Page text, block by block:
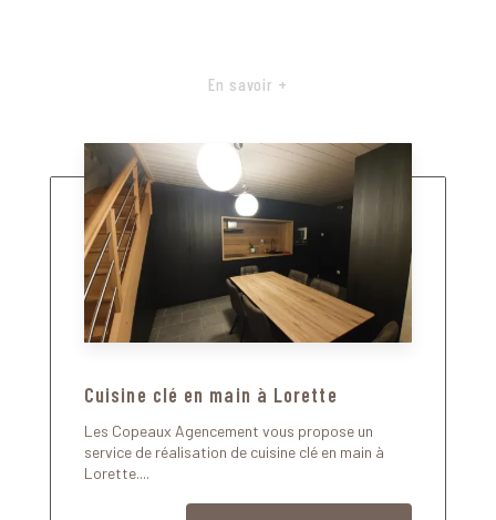
En savoir +
Cuisine clé en main à Lorette
Les Copeaux Agencement vous propose un
service de réalisation de cuisine clé en main à
Lorette....